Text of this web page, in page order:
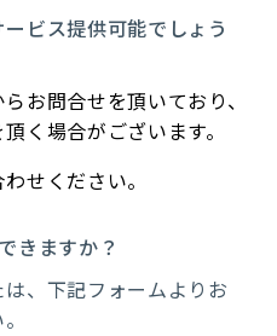
ビス提供可能でしょう
お問合せを頂いており、
く場合がございます。
せください。
きますか？
、下記フォームよりお